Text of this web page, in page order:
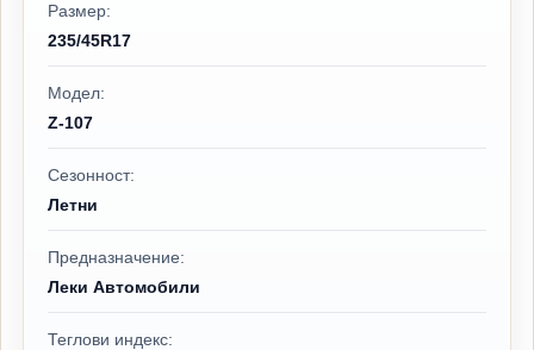
Размер:
235/45R17
Модел:
Z-107
Сезонност:
Летни
Предназначение:
Леки Автомобили
Теглови индекс: